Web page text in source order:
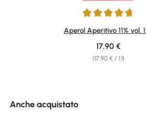
Average rating of 4.87 out of 5 stars
Aperol Aperitivo 11% vol.
(17,90 € / 1 l)
Regular price:
17,90 €
Anche acquistato